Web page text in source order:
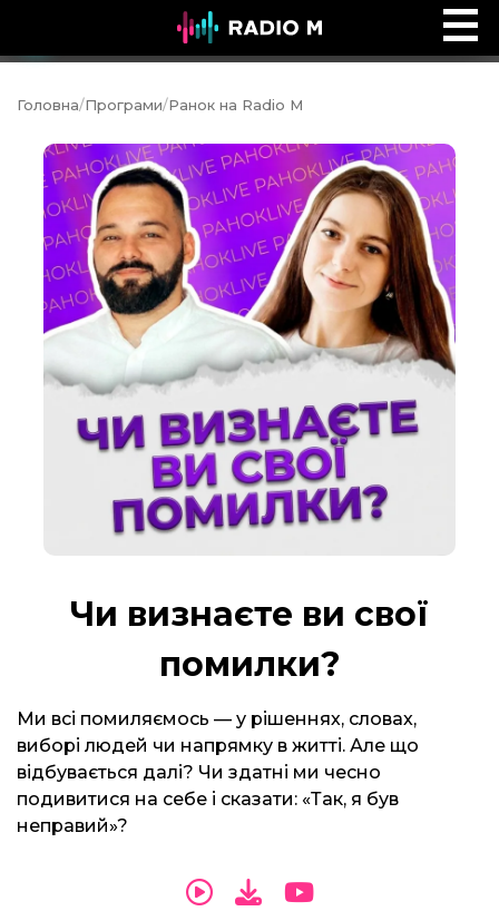
Ефір Radio M
Головна/Програми/Ранок на Radio M
Чи визнаєте ви свої
помилки?
Ми всі помиляємось — у рішеннях, словах,
виборі людей чи напрямку в житті. Але що
відбувається далі? Чи здатні ми чесно
подивитися на себе і сказати: «Так, я був
неправий»?